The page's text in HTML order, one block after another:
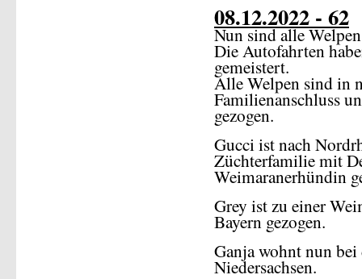
08.12.2022 - 62
Nun sind alle
Die Autofahrten
gemeistert.
Alle Welpen sind in
Familienanschluss
gezogen.
Gucci ist nach
Züchterfamilie mit
Weimaranerhündin
Grey ist zu einer
Bayern gezogen.
Ganja wohnt nun
Niedersachsen.